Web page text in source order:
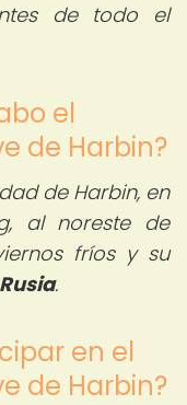
de todo el
el
de Harbin?
de Harbin, en
al noreste de
fríos y su
Rusia.
en el
de Harbin?